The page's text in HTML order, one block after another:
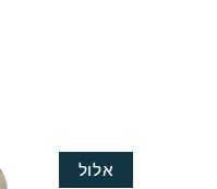
אלול